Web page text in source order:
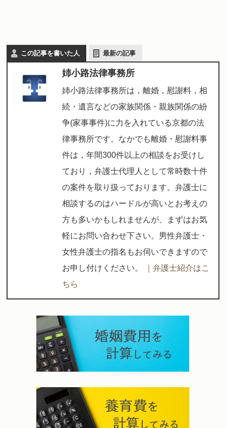
この記事を書いた人 最新の記事
姉小路法律事務所
姉小路法律事務所は，離婚，慰謝料，相
続・遺言などの家族関係・親族関係の紛
争(家事事件)に力を入れている京都の法
律事務所です。なかでも離婚・慰謝料事
件は，年間300件以上の相談をお受けし
ており，弁護士代理人として常時数十件
の案件を取り扱っております。弁護士に
相談するのはハードルが高いとお考えの
方も多いかもしれませんが、まずはお気
軽にお問い合わせ下さい。男性弁護士・
女性弁護士の指名もお伺いできますので
お申し付けください。
｜弁護士紹介はこ
ちら